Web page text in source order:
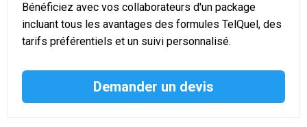
Bénéficiez avec vos collaborateurs d'un package
incluant tous les avantages des formules TelQuel, des
tarifs préférentiels et un suivi personnalisé.
Demander un devis